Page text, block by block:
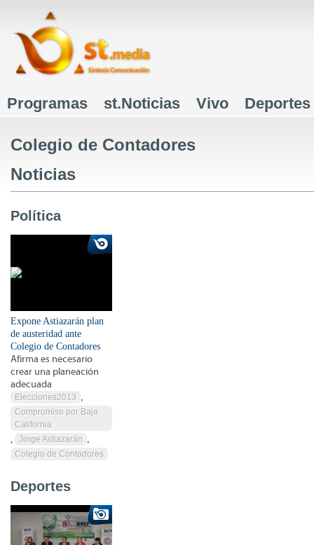
Menú principal
Programas st.Noticias Vivo Deportes
Colegio de Contadores
Noticias
Política
Expone Astiazarán plan
de austeridad ante
Colegio de Contadores
Afirma es necesario
crear una planeación
adecuada
Elecciones2013 ,
Compromiso por Baja
California
,
Jorge Astiazarán ,
Colegio de Contadores
Deportes